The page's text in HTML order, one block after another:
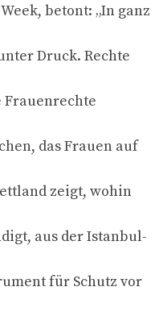
betont: „In ganz
Druck. Rechte
das Frauen auf
zeigt, wohin
aus der Istanbul-
für Schutz vor